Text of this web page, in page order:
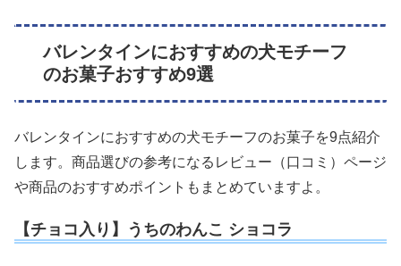
バレンタインにおすすめの犬モチーフ
のお菓子おすすめ9選
バレンタインにおすすめの犬モチーフのお菓子を9点紹介
します。商品選びの参考になるレビュー（口コミ）ページ
や商品のおすすめポイントもまとめていますよ。
【チョコ入り】うちのわんこ ショコラ